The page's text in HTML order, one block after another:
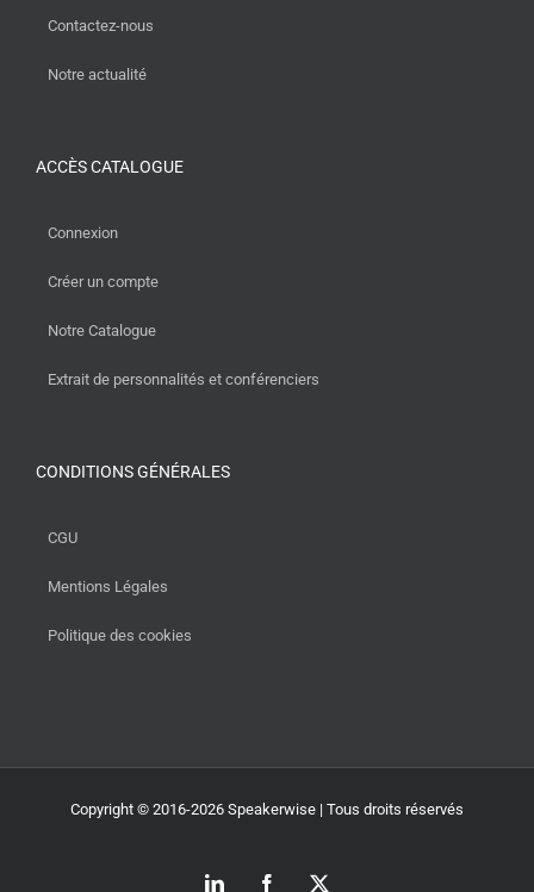
Contactez-nous
Notre actualité
ACCÈS CATALOGUE
Connexion
Créer un compte
Notre Catalogue
Extrait de personnalités et conférenciers
CONDITIONS GÉNÉRALES
CGU
Mentions Légales
Politique des cookies
Copyright © 2016-2026 Speakerwise | Tous droits réservés